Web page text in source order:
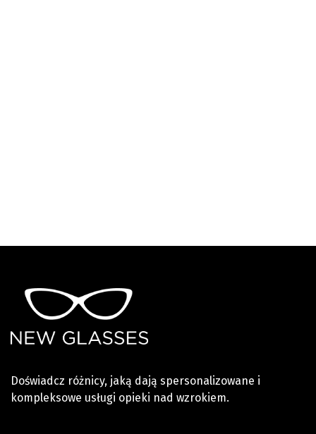
Doświadcz różnicy, jaką dają spersonalizowane i
kompleksowe usługi opieki nad wzrokiem.